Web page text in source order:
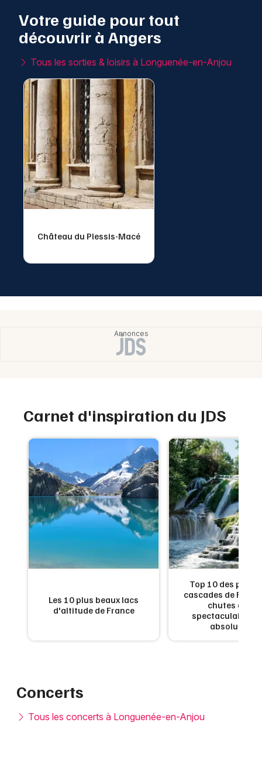
Votre guide pour tout
découvrir à Angers
Tous les sorties & loisirs à Longuenée-en-Anjou
Château du Plessis-Macé
Carnet d'inspiration du JDS
Les 10 plus beaux lacs
d'altitude de France
Top 10 des plus
cascades de
chutes d'eau
spectaculaires à
absolument
Concerts
Tous les concerts à Longuenée-en-Anjou